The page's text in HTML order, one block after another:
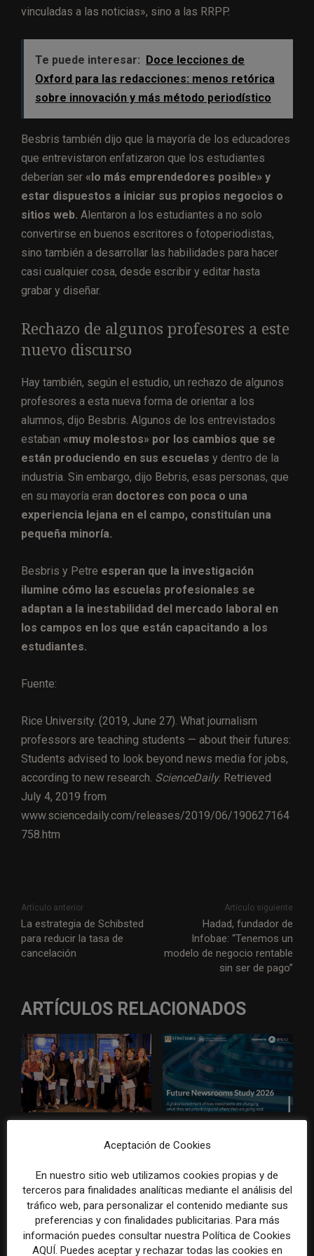
vinculadas a las noticias», sino a las RRPP.
Te puede interesar:
Doce lecciones de
Oxford para las redacciones: menos retórica
sobre innovación y más método periodístico
Besbris también dijo que la mayoría de los educadores
que entrevistaron enfatizaron que los estudiantes
deberían ser «lo más emprendedores posible» y
estar dispuestos a iniciar sus propios negocios o
sitios web. Alentaron a los estudiantes a no solo
convertirse en buenos escritores o fotoperiodistas,
sino también a desarrollar las habilidades para hacer
casi cualquier cosa, desde escribir y editar hasta
grabar y diseñar.
Rechazo de algunos profesores a este
nuevo discurso
Hay también, según el estudio, un rechazo de algunos
profesores a esta nueva forma de orientar a los
alumnos, dijo Besbris. Algunos de los entrevistados
estaban «muy molestos» por los cambios que se
están produciendo en sus escuelas y dentro de la
industria. Sin embargo, dijo Bebris, esas personas, que
en su mayoría eran doctores con poca o una
experiencia lejana en el campo, constituían una
pequeña minoría.
Besbris y Petre esperan que la investigación
ilumine cómo las escuelas profesionales se
adaptan a la inestabilidad del mercado laboral en
los campos en los que están capacitando a los
estudiantes.
Fuente:
Rice University. (2019, June 27). What journalism
professors are teaching students — about their futures:
Students advised to look beyond news media for jobs,
according to new research. ScienceDaily. Retrieved
July 4, 2019 from
www.sciencedaily.com/releases/2019/06/190627164
758.htm
Artículo anterior
La estrategia de Schibsted
para reducir la tasa de
cancelación
Artículo siguiente
Hadad, fundador de
Infobae: “Tenemos un
modelo de negocio rentable
sin ser de pago”
ARTÍCULOS RELACIONADOS
para las redacciones: menos
más método periodístico
alineen estrategia, audiencia,
más dificultades para
competir, según WAN-IFRA y
FT Strategies
Aceptación de Cookies
En nuestro sitio web utilizamos cookies propias y de
terceros para finalidades analíticas mediante el análisis del
tráfico web, para personalizar el contenido mediante sus
preferencias y con finalidades publicitarias. Para más
información puedes consultar nuestra Política de Cookies
AQUÍ. Puedes aceptar y rechazar todas las cookies en